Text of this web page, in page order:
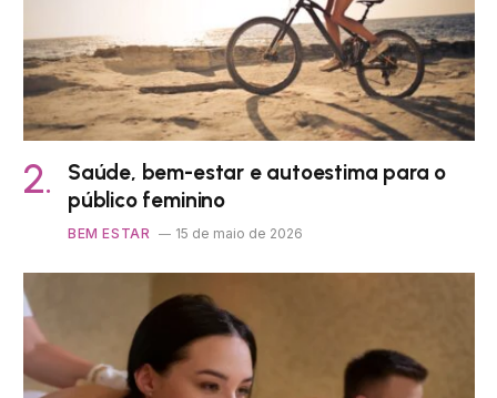
Saúde, bem-estar e autoestima para o
público feminino
BEM ESTAR 15 de maio de 2026